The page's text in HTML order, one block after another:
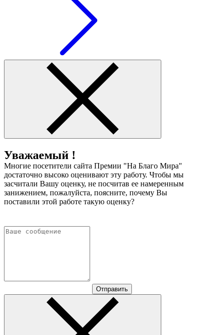
Уважаемый !
Многие посетители сайта Премии "На Благо Мира"
достаточно высоко оценивают эту работу. Чтобы мы
засчитали Вашу оценку, не посчитав ее намеренным
занижением, пожалуйста, поясните, почему Вы
поставили этой работе такую оценку?
Отправить